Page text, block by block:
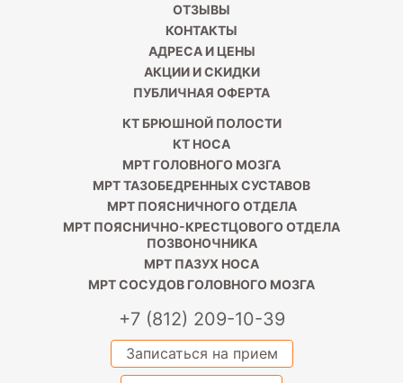
ОТЗЫВЫ
КОНТАКТЫ
АДРЕСА И ЦЕНЫ
АКЦИИ И СКИДКИ
ПУБЛИЧНАЯ ОФЕРТА
КТ БРЮШНОЙ ПОЛОСТИ
КТ НОСА
МРТ ГОЛОВНОГО МОЗГА
МРТ ТАЗОБЕДРЕННЫХ СУСТАВОВ
МРТ ПОЯСНИЧНОГО ОТДЕЛА
МРТ ПОЯСНИЧНО-КРЕСТЦОВОГО ОТДЕЛА
ПОЗВОНОЧНИКА
МРТ ПАЗУХ НОСА
МРТ СОСУДОВ ГОЛОВНОГО МОЗГА
+7 (812) 209-10-39
Записаться на прием